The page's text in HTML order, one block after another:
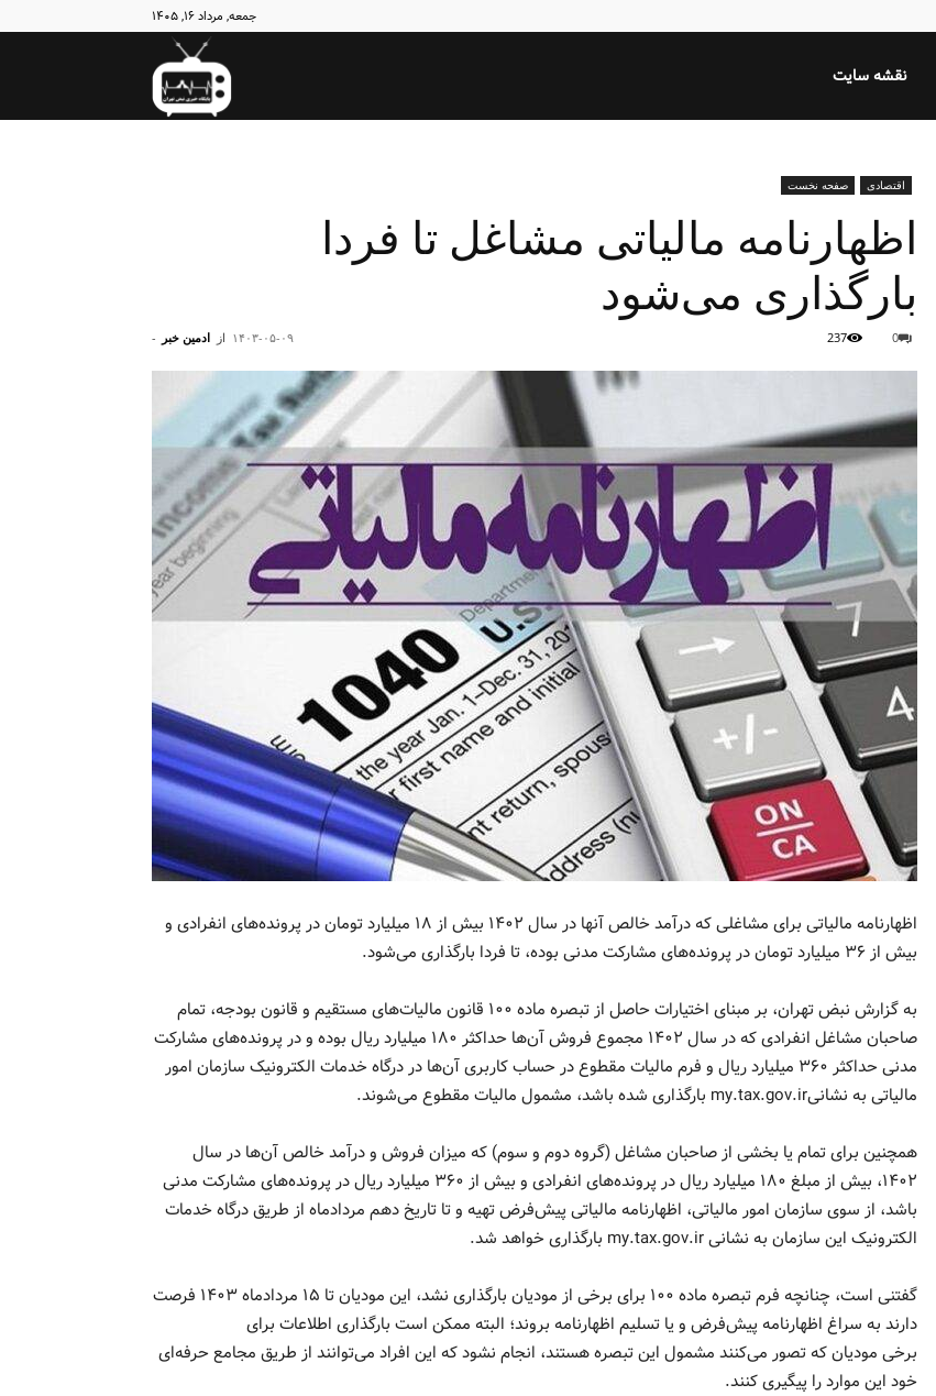
جمعه, مرداد ۱۶, ۱۴۰۵
نبض نقشه سایت
اقتصادی صفحه نخست
اظهارنامه مالیاتی مشاغل تا فردا
بارگذاری می‌شود
از ادمین خبر - ۱۴۰۳-۰۵-۰۹ 0
237
اظهارنامه مالیاتی برای مشاغلی که درآمد خالص آنها در سال ۱۴۰۲ بیش از ۱۸ میلیارد تومان در پرونده‌های انفرادی و
بیش از ۳۶ میلیارد تومان در پرونده‌های مشارکت مدنی بوده، تا فردا بارگذاری می‌شود.
به گزارش نبض تهران، بر مبنای اختیارات حاصل از تبصره ماده ۱۰۰ قانون مالیات‌های مستقیم و قانون بودجه، تمام
صاحبان مشاغل انفرادی که در سال ۱۴۰۲ مجموع فروش آن‌ها حداکثر ۱۸۰ میلیارد ریال بوده و در پرونده‌های مشارکت
مدنی حداکثر ۳۶۰ میلیارد ریال و فرم مالیات مقطوع در حساب کاربری آن‌ها در درگاه خدمات الکترونیک سازمان امور
مالیاتی به نشانیmy.tax.gov.ir بارگذاری شده باشد، مشمول مالیات مقطوع می‌شوند.
همچنین برای تمام یا بخشی از صاحبان مشاغل (گروه دوم و سوم) که میزان فروش و درآمد خالص آن‌ها در سال
۱۴۰۲، بیش از مبلغ ۱۸۰ میلیارد ریال در پرونده‌های انفرادی و بیش از ۳۶۰ میلیارد ریال در پرونده‌های مشارکت مدنی
باشد، از سوی سازمان امور مالیاتی، اظهارنامه مالیاتی پیش‌فرض تهیه و تا تاریخ دهم مردادماه از طریق درگاه خدمات
الکترونیک این سازمان به نشانی my.tax.gov.ir بارگذاری خواهد شد.
گفتنی است، چنانچه فرم تبصره ماده ۱۰۰ برای برخی از مودیان بارگذاری نشد، این مودیان تا ۱۵ مردادماه ۱۴۰۳ فرصت
دارند به سراغ اظهارنامه پیش‌فرض و یا تسلیم اظهارنامه بروند؛ البته ممکن است بارگذاری اطلاعات برای
برخی مودیان که تصور می‌کنند مشمول این تبصره هستند، انجام نشود که این افراد می‌توانند از طریق مجامع حرفه‌ای
خود این موارد را پیگیری کنند.